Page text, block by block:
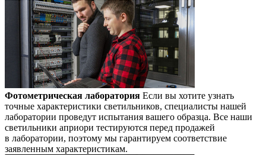
Фотометрическая лаборатория Если вы хотите узнать
точные характеристики светильников, специалисты нашей
лаборатории проведут испытания вашего образца. Все наши
светильники априори тестируются перед продажей
в лаборатории, поэтому мы гарантируем соответствие
заявленным характеристикам.